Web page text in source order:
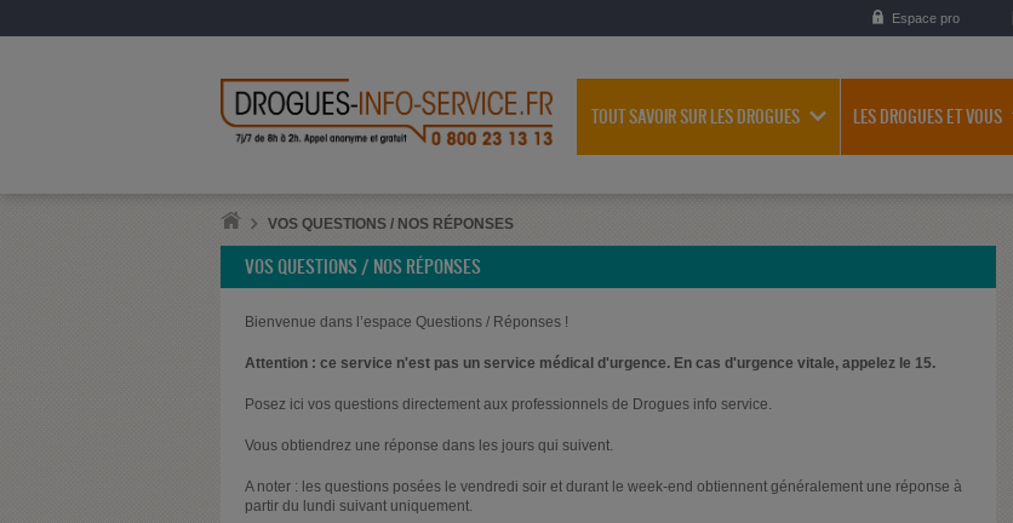
Espace pro
TOUT SAVOIR SUR LES DROGUES LES DROGUES ET VOUS
VOS QUESTIONS / NOS RÉPONSES
VOS QUESTIONS / NOS RÉPONSES
Bienvenue dans l’espace Questions / Réponses !
Attention : ce service n'est pas un service médical d'urgence. En cas d'urgence vitale, appelez le 15.
Posez ici vos questions directement aux professionnels de Drogues info service.
Vous obtiendrez une réponse dans les jours qui suivent.
A noter : les questions posées le vendredi soir et durant le week-end obtiennent généralement une réponse à
partir du lundi suivant uniquement.